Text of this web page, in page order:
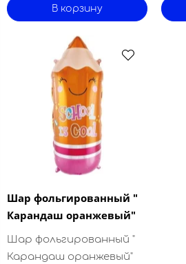
В корзину
Шар фольгированный "
Карандаш оранжевый"
Шар фольгированный "
Карандаш оранжевый"